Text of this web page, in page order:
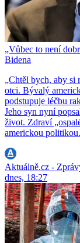
„Vůbec to není
Bidena
„Chtěl bych, aby si
otci. Bývalý
podstupuje léčbu
Jeho syn nyní
život. Zdraví
americkou politikou.
Aktuálně.cz -
dnes, 18:27